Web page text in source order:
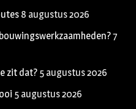
8 augustus 2026
7
zit dat? 5 augustus 2026
5 augustus 2026